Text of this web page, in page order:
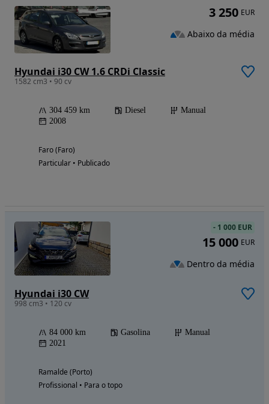
Hyundai i30 CW 1.6 CRDi Classic
1582 cm3 • 90 cv
304 459 km Diesel
Manual
2008
Faro (Faro)
Particular • Publicado
3 250 EUR
Abaixo da média
Hyundai i30 CW
998 cm3 • 120 cv
84 000 km Gasolina
Manual
2021
Ramalde (Porto)
Profissional • Para o topo
- 1 000 EUR
15 000 EUR
Dentro da média